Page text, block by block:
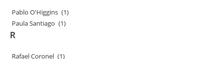
Pablo O'Higgins (1)
Paula Santiago (1)
R
Rafael Coronel (1)